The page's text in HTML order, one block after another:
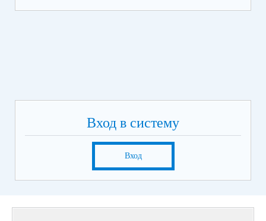
Вход в систему
Вход